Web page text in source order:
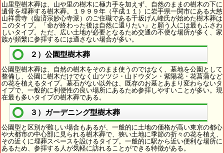
山里型樹木葬は、山や里の樹木に極力手を加えず、自然のままの樹木の下に
遺骨を埋葬する樹木葬。１９９９年（平成１１）に岩手県一関市にある大慈
山祥雲寺（臨済宗妙心寺派）のご住職である千坂げん峰氏が始めた樹木葬は
このタイプ。「命が終わった後は自然に還りたい」と願う人には最もふさわ
しいタイプ。ただ、広い土地が必要となるため交通の不便な場所が多く、家
族が頻繁に参拝するには適さない場合が多い。
２）公園型樹木葬
公園型樹木葬は、自然の樹木をそのまま使うのではなく、墓地を公園として
整備し、公園に樹木だけでなく山ツツジ・山ドウダン・紫陽花・花菖蒲など
の花を植えるタイプ。墓石がない以外は、既存のお墓とあまり変わらないタ
イプで、一般的に利便性の良い場所にあるため参拝しやすいことが多い。現
在最も多いタイプの樹木葬である。
３）ガーデニング型樹木葬
公園型と区別が難しい場合もあるが、一般的に土地の価格が高い東京の都心
や大都市の中心部に見られる樹木葬で、狭い土地に季節の折々の花を植え、
その近くに埋葬スペースを設けるタイプ。一般的に駅から近い便利な場所に
あるため、参拝する人が気軽に訪れることができる特徴がある。